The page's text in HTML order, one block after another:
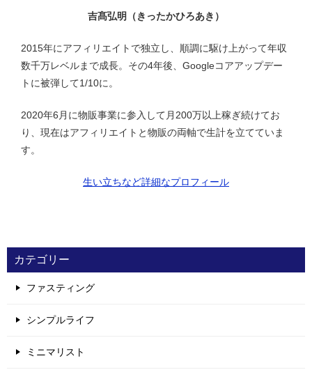
吉髙弘明（きったかひろあき）
2015年にアフィリエイトで独立し、順調に駆け上がって年収
数千万レベルまで成長。その4年後、Googleコアアップデー
トに被弾して1/10に。
2020年6月に物販事業に参入して月200万以上稼ぎ続けてお
り、現在はアフィリエイトと物販の両軸で生計を立てていま
す。
生い立ちなど詳細なプロフィール
カテゴリー
ファスティング
シンプルライフ
ミニマリスト